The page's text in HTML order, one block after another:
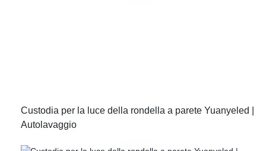
Custodia per la luce della rondella a parete Yuanyeled |
Autolavaggio